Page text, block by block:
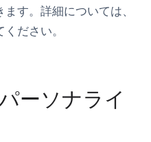
す。詳細については、
ださい。
ーソナライ